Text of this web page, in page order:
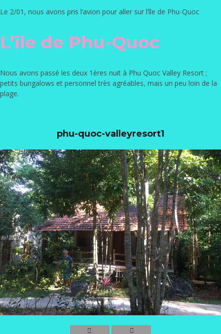
Le 2/01, nous avons pris l’avion pour aller sur l’île de Phu-Quoc
L’île de Phu-Quoc
Nous avons passé les deux 1ères nuit à Phu Quoc Valley Resort ;
petits bungalows et personnel très agréables, mais un peu loin de la
plage.
phu-quoc-valleyresort1